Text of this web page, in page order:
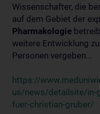
Wissenschafter, die
auf dem Gebiet der
Pharmakologie
weitere Entwicklung
Personen vergeben...
https://
us/news/detailsite/in-
fuer-christian-gruber/